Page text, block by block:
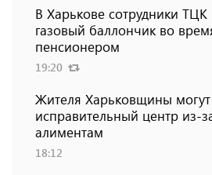
В Харькове сотрудники
газовый баллончик во
пенсионером
19:20
Жителя Харьковщины могут
исправительный центр из-
алиментам
18:12